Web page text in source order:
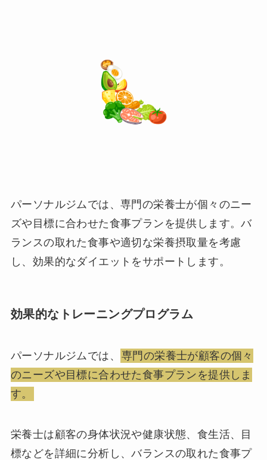
パーソナルジムでは、専門の栄養士が個々のニー
ズや目標に合わせた食事プランを提供します。バ
ランスの取れた食事や適切な栄養摂取量を考慮
し、効果的なダイエットをサポートします。
効果的なトレーニングプログラム
パーソナルジムでは、
専門の栄養士が顧客の個々
のニーズや目標に合わせた食事プランを提供しま
す。
栄養士は顧客の身体状況や健康状態、食生活、目
標などを詳細に分析し、バランスの取れた食事プ